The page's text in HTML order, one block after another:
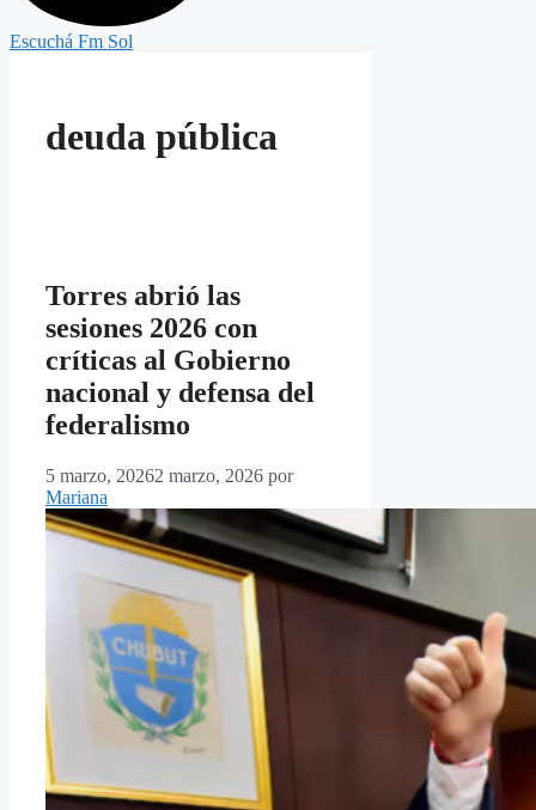
Escuchá Fm Sol
deuda pública
Torres abrió las
sesiones 2026 con
críticas al Gobierno
nacional y defensa del
federalismo
5 marzo, 20262 marzo, 2026 por
Mariana